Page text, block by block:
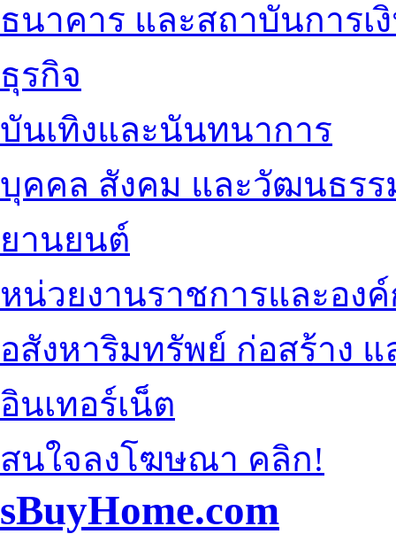
ธนาคาร และสถาบันการเ
ธุรกิจ
บันเทิงและนันทนาการ
บุคคล สังคม และวัฒนธรร
ยานยนต์
หน่วยงานราชการและอง
อสังหาริมทรัพย์ ก่อสร้าง
อินเทอร์เน็ต
สนใจลงโฆษณา คลิก!
sBuyHome.com